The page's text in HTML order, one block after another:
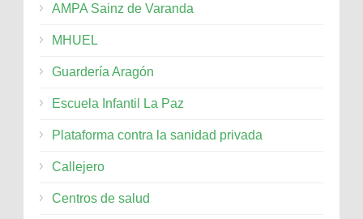
AMPA Sainz de Varanda
MHUEL
Guardería Aragón
Escuela Infantil La Paz
Plataforma contra la sanidad privada
Callejero
Centros de salud